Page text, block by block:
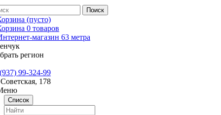
(пусто)
0 товаров
регион
99-324-99
178
Список